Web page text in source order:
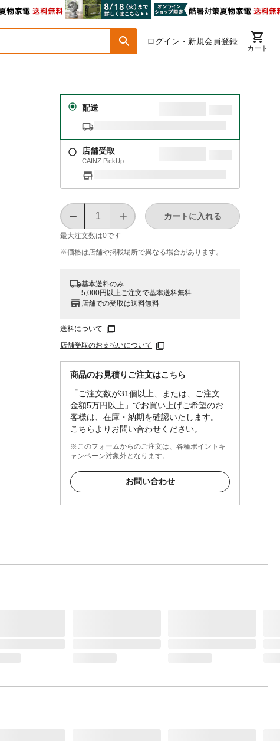
ログイン・新規会員登録
カート
配送
店舗受取
CAINZ PickUp
最大注文数は0です
カートに入れる
※価格は​店舗や​掲載場所で​異なる​場合が​あります。
基本送料のみ
5,000円以上ご注文で基本送料無料
店舗での受取は送料無料
送料について
店舗受取のお支払いについて
商品のお見積りご注文はこちら
「ご注文数が31個以上、または、ご注文
金額5万円以上」でお買い上げご希望のお
客様は、在庫・納期を確認いたします。
こちらよりお問い合わせください。
※このフォームからのご注文は、各種ポイントキ
ャンペーン対象外となります。
お問い合わせ